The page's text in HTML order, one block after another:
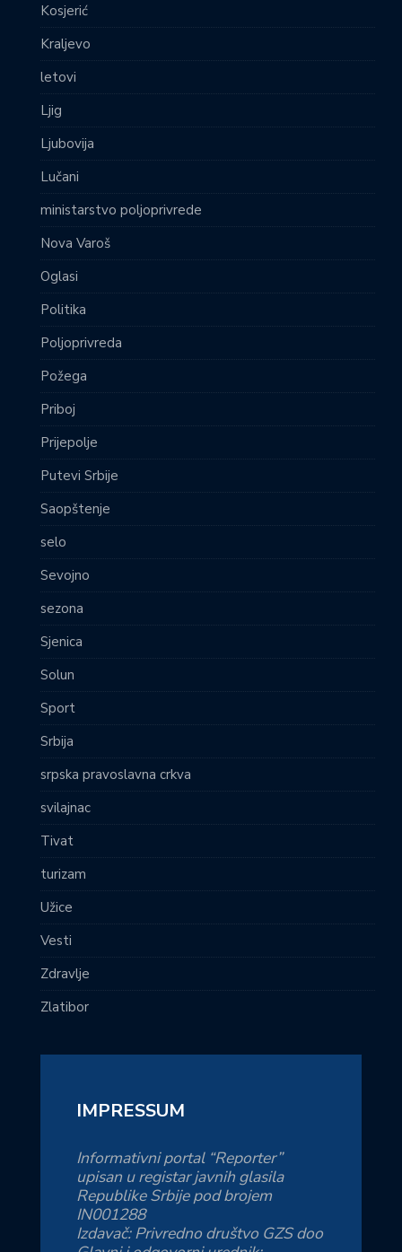
Kosjerić
Kraljevo
letovi
Ljig
Ljubovija
Lučani
ministarstvo poljoprivrede
Nova Varoš
Oglasi
Politika
Poljoprivreda
Požega
Priboj
Prijepolje
Putevi Srbije
Saopštenje
selo
Sevojno
sezona
Sjenica
Solun
Sport
Srbija
srpska pravoslavna crkva
svilajnac
Tivat
turizam
Užice
Vesti
Zdravlje
Zlatibor
IMPRESSUM
Informativni portal “Reporter”
upisan u registar javnih glasila
Republike Srbije pod brojem
IN001288
Izdavač: Privredno društvo GZS doo